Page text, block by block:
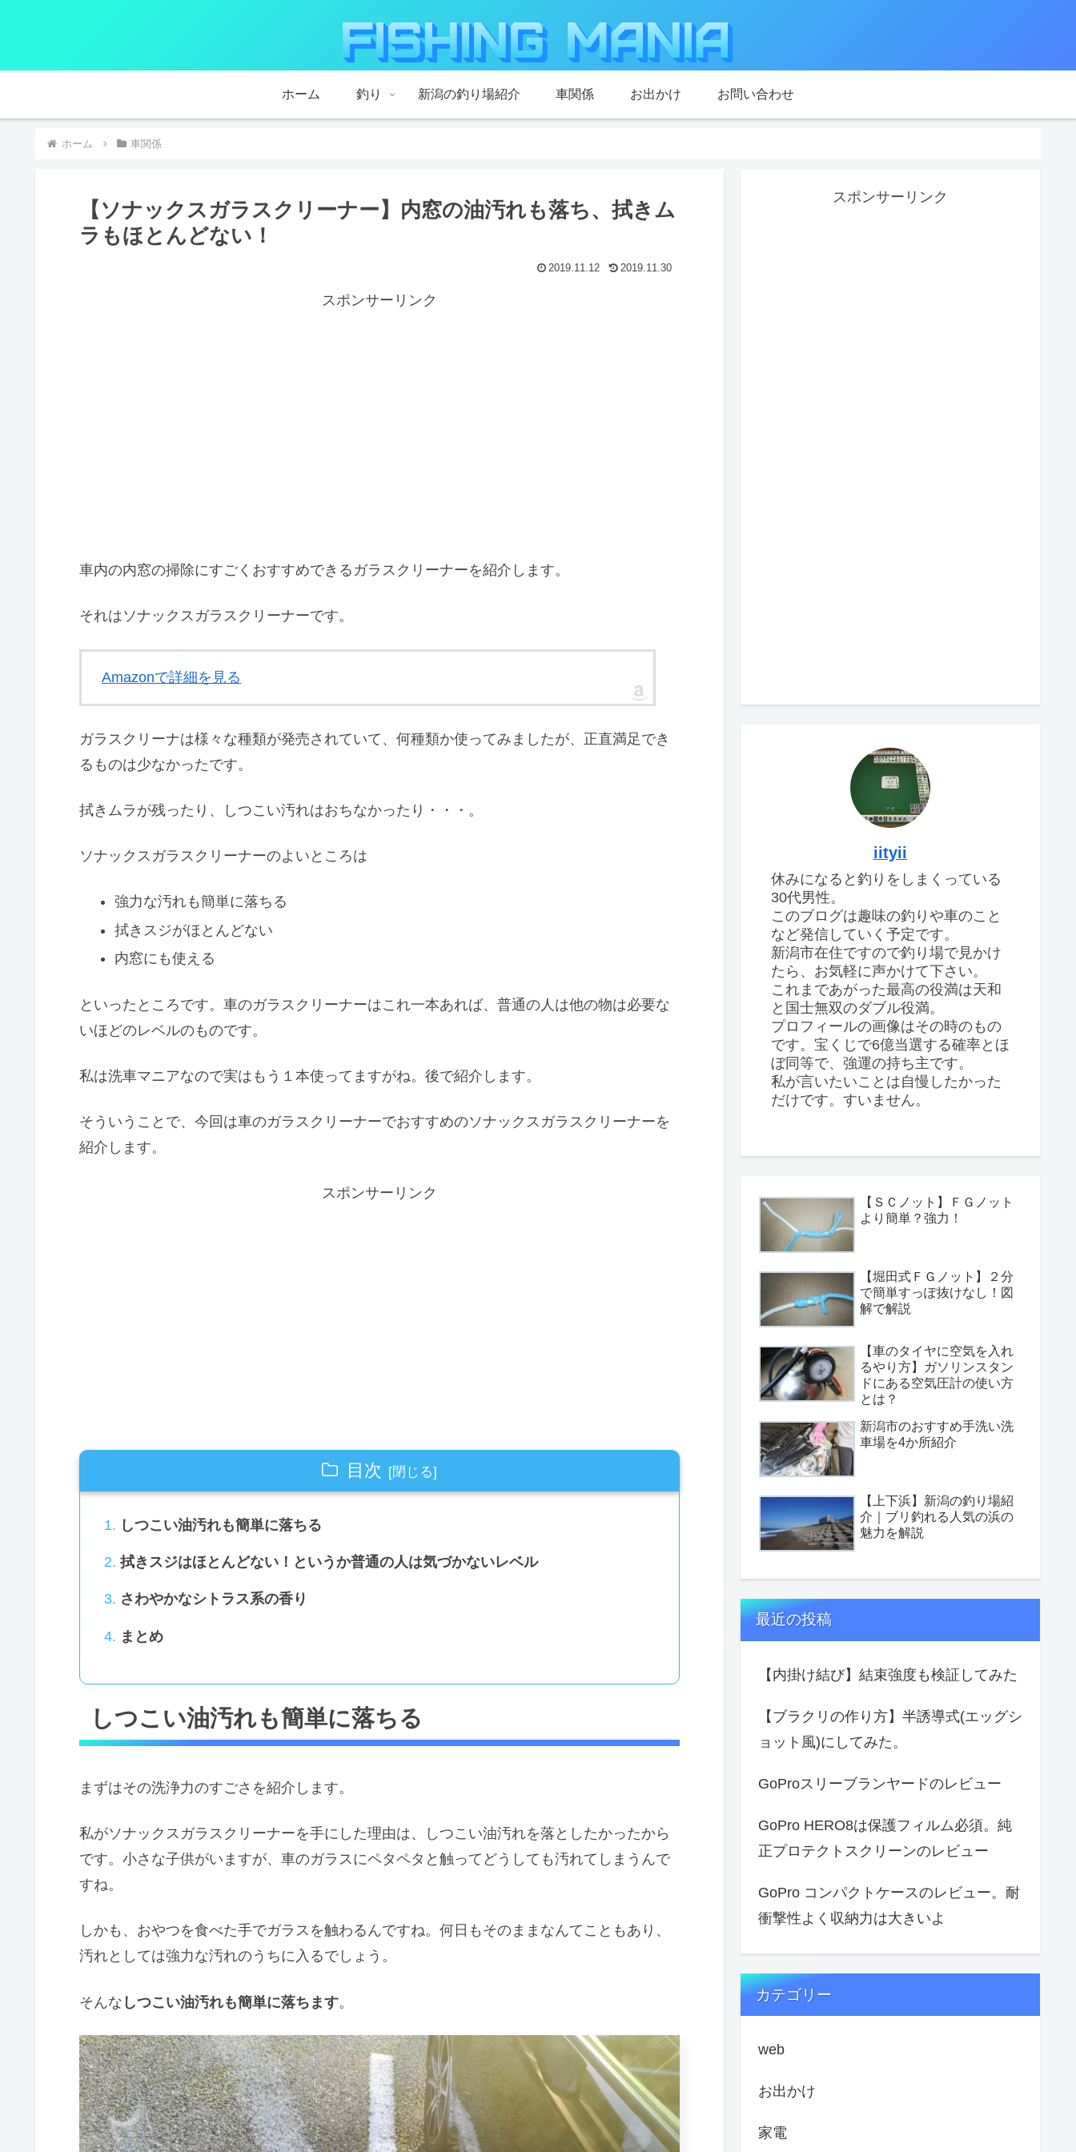
ホーム 釣り 新潟の釣り場紹介 車関係 お出かけ お問い合わせ
ホーム 車関係
【ソナックスガラスクリーナー】内窓の油汚れも落ち、拭きム
ラもほとんどない！
2019.11.12 2019.11.30
スポンサーリンク
車内の内窓の掃除にすごくおすすめできるガラスクリーナーを紹介します。
それはソナックスガラスクリーナーです。
Amazonで詳細を見る
ガラスクリーナは様々な種類が発売されていて、何種類か使ってみましたが、正直満足でき
るものは少なかったです。
拭きムラが残ったり、しつこい汚れはおちなかったり・・・。
ソナックスガラスクリーナーのよいところは
強力な汚れも簡単に落ちる
拭きスジがほとんどない
内窓にも使える
といったところです。車のガラスクリーナーはこれ一本あれば、普通の人は他の物は必要な
いほどのレベルのものです。
私は洗車マニアなので実はもう１本使ってますがね。後で紹介します。
そういうことで、今回は車のガラスクリーナーでおすすめのソナックスガラスクリーナーを
紹介します。
スポンサーリンク
目次
しつこい油汚れも簡単に落ちる
拭きスジはほとんどない！というか普通の人は気づかないレベル
さわやかなシトラス系の香り
まとめ
しつこい油汚れも簡単に落ちる
まずはその洗浄力のすごさを紹介します。
私がソナックスガラスクリーナーを手にした理由は、しつこい油汚れを落としたかったから
です。小さな子供がいますが、車のガラスにペタペタと触ってどうしても汚れてしまうんで
すね。
しかも、おやつを食べた手でガラスを触わるんですね。何日もそのままなんてこともあり、
汚れとしては強力な汚れのうちに入るでしょう。
そんな しつこい油汚れも簡単に落ちます。
スポンサーリンク
iityii
休みになると釣りをしまくっている
30代男性。
このブログは趣味の釣りや車のこと
など発信していく予定です。
新潟市在住ですので釣り場で見かけ
たら、お気軽に声かけて下さい。
これまであがった最高の役満は天和
と国士無双のダブル役満。
プロフィールの画像はその時のもの
です。宝くじで6億当選する確率とほ
ぼ同等で、強運の持ち主です。
私が言いたいことは自慢したかった
だけです。すいません。
【ＳＣノット】ＦＧノット
より簡単？強力！
【堀田式ＦＧノット】２分
で簡単すっぽ抜けなし！図
解で解説
【車のタイヤに空気を入れ
るやり方】ガソリンスタン
ドにある空気圧計の使い方
とは？
新潟市のおすすめ手洗い洗
車場を4か所紹介
【上下浜】新潟の釣り場紹
介｜ブリ釣れる人気の浜の
魅力を解説
最近の投稿
【内掛け結び】結束強度も検証してみた
【ブラクリの作り方】半誘導式(エッグシ
ョット風)にしてみた。
GoProスリーブランヤードのレビュー
GoPro HERO8は保護フィルム必須。純
正プロテクトスクリーンのレビュー
GoPro コンパクトケースのレビュー。耐
衝撃性よく収納力は大きいよ
カテゴリー
web
お出かけ
家電